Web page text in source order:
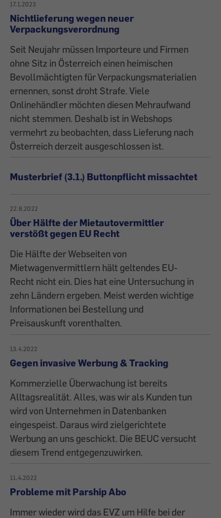
17.1.2023
Nichtlieferung wegen neuer
Verpackungsverordnung
Seit Neujahr müssen Importeure und Firmen
ohne Sitz in Österreich einen heimischen
Bevollmächtigten für Verpackungsmaterialien
ernennen, sonst droht Strafe. Viele
Onlinehändler möchten diesen Mehraufwand
nicht stemmen. Deshalb ist in Webshops
vermehrt zu beobachten, dass Lieferung nach
Österreich derzeit ausgeschlossen ist.
Musterbrief (3.1.) Buttonpflicht missachtet
22.8.2022
Über Hälfte der Mietautovermittler
verstößt gegen EU Recht
Die Hälfte der Webseiten von
Mietwagenvermittlern hält geltendes EU-
Recht nicht ein. Dies hat eine Untersuchung in
zehn Ländern ergeben. Meist werden wichtige
Informationen bei Bestellung und
Preisauskunft vorenthalten.
13.4.2022
Gegen invasive Werbung & Tracking
Kommerzielle Überwachung ist bereits
Alltagsrealität. Alles, was wir als Kunden tun
wird von Unternehmen in Datenbanken
eingespeist. Daraus wird zielgerichtete
Werbung an uns geschickt. Die BEUC versucht
diesem Trend entgegenzuwirken.
11.4.2022
Probleme mit Parship Abo
Immer wieder wird das EVZ um Hilfe bei der